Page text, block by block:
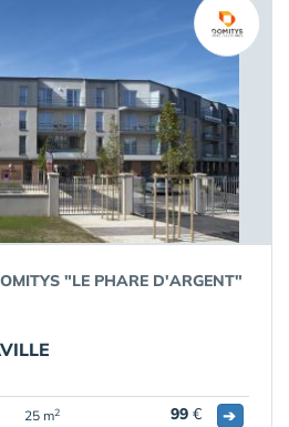
"LE PHARE D'ARGENT"
25 m2 99 €
➔